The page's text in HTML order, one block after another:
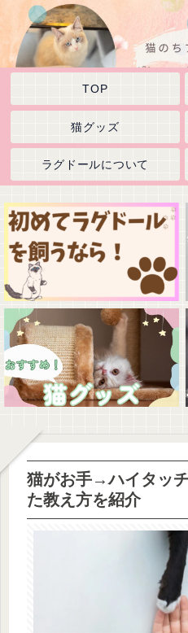
TOP
猫グッズ
ラグドールについて
猫がお手→ハイタッ
た教え方を紹介